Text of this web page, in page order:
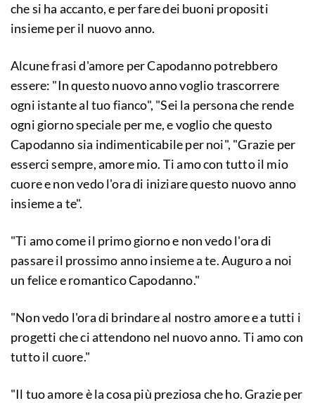
che si ha accanto, e per fare dei buoni propositi
insieme per il nuovo anno.
Alcune frasi d'amore per Capodanno potrebbero
essere: "In questo nuovo anno voglio trascorrere
ogni istante al tuo fianco", "Sei la persona che rende
ogni giorno speciale per me, e voglio che questo
Capodanno sia indimenticabile per noi", "Grazie per
esserci sempre, amore mio. Ti amo con tutto il mio
cuore e non vedo l'ora di iniziare questo nuovo anno
insieme a te".
"Ti amo come il primo giorno e non vedo l'ora di
passare il prossimo anno insieme a te. Auguro a noi
un felice e romantico Capodanno."
"Non vedo l'ora di brindare al nostro amore e a tutti i
progetti che ci attendono nel nuovo anno. Ti amo con
tutto il cuore."
"Il tuo amore è la cosa più preziosa che ho. Grazie per